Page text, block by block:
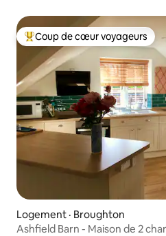
Coup de cœur voyageurs
Coup de cœur voyageurs
Logement · Broughton
Ashfield Barn - Maison de 2